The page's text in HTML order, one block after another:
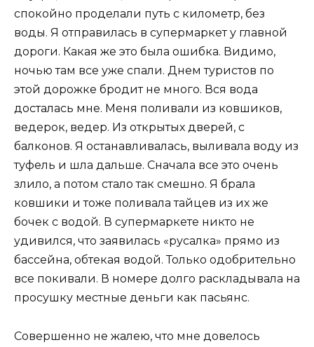
спокойно проделали путь с километр, без
воды. Я отправилась в супермаркет у главной
дороги. Какая же это была ошибка. Видимо,
ночью там все уже спали. Днем туристов по
этой дорожке бродит не много. Вся вода
досталась мне. Меня поливали из ковшиков,
ведерок, ведер. Из открытых дверей, с
балконов. Я останавливалась, выливала воду из
туфель и шла дальше. Сначала все это очень
злило, а потом стало так смешно. Я брала
ковшики и тоже поливала тайцев из их же
бочек с водой. В супермаркете никто не
удивился, что заявилась «русалка» прямо из
бассейна, обтекая водой. Только одобрительно
все покивали. В номере долго раскладывала на
просушку местные деньги как пасьянс.
Совершенно не жалею, что мне довелось